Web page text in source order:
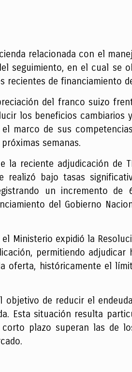
relacionada con el
seguimiento, en el cual se
de financiamiento
del franco suizo
los beneficios cambiarios
marco de sus
semanas.
la reciente adjudicación de
bajo tasas
un incremento de
del Gobierno
Ministerio expidió la
permitiendo adjudicar
oferta, históricamente el
de reducir el
Esta situación resulta
plazo superan las de